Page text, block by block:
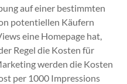
auf einer bestimmten
potentiellen Käufern
eine Homepage hat,
Regel die Kosten für
werden die Kosten
per 1000 Impressions